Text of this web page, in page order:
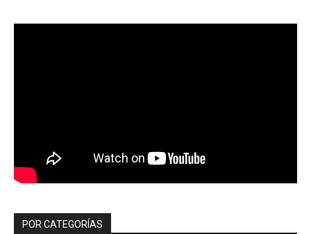
POR CATEGORÍAS